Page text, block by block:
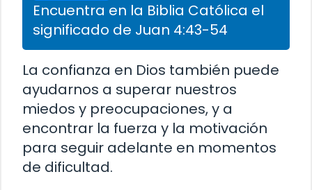
Encuentra en la Biblia Católica el
significado de Juan 4:43-54
La confianza en Dios también puede
ayudarnos a superar nuestros
miedos y preocupaciones, y a
encontrar la fuerza y la motivación
para seguir adelante en momentos
de dificultad.